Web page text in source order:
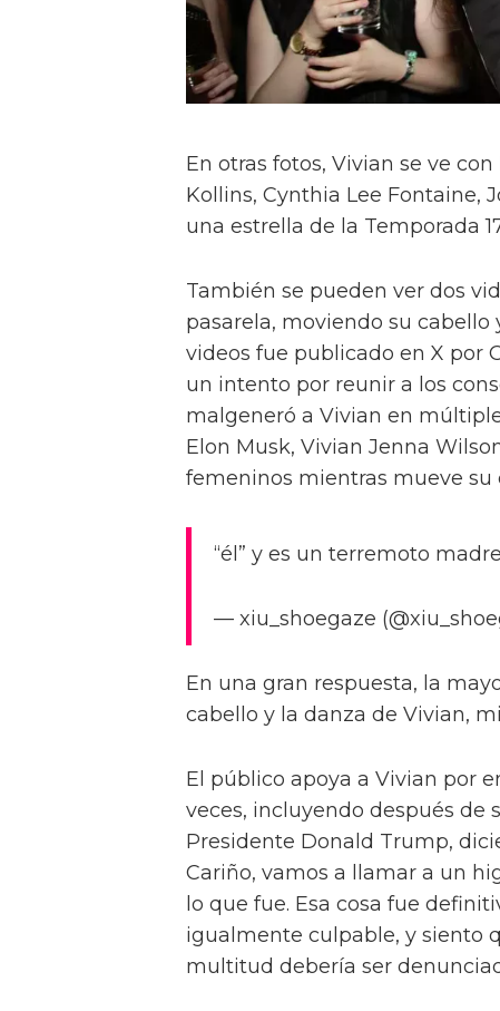
En otras fotos, Vivian se ve
Kollins, Cynthia Lee Fontaine,
una estrella de la Temporada
También se pueden ver dos
pasarela, moviendo su cabello
videos fue publicado en X por
un intento por reunir a los
malgeneró a Vivian en
Elon Musk, Vivian Jenna
femeninos mientras mueve su
“él” y es un terremoto
— xiu_shoegaze
En una gran respuesta, la
cabello y la danza de Vivian,
El público apoya a Vivian por
veces, incluyendo después de
Presidente Donald Trump,
Cariño, vamos a llamar a un
lo que fue. Esa cosa fue
igualmente culpable, y siento
multitud debería ser